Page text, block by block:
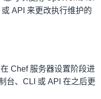
API 来更改执行维护的
Chef 服务器设置阶段进
台、CLI 或 API 在之后更